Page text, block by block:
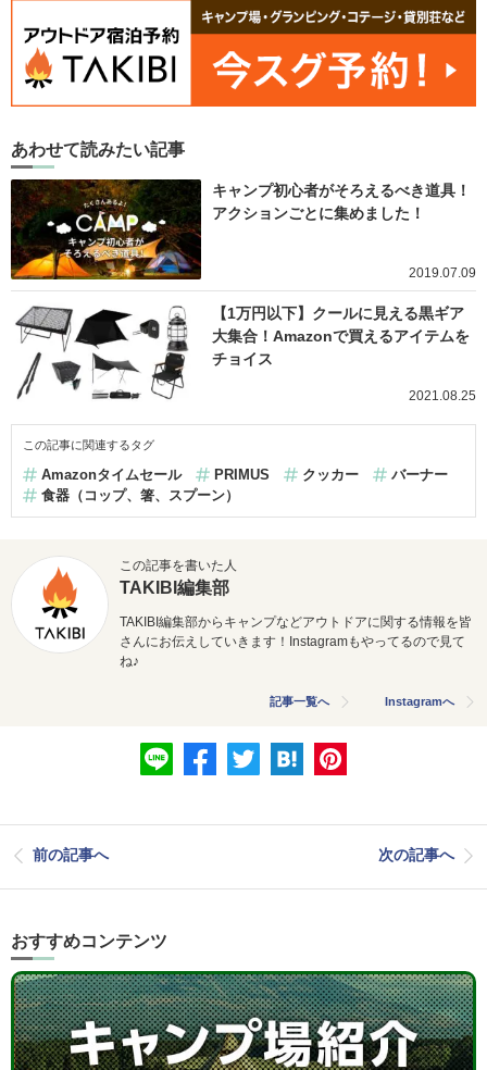
あわせて読みたい記事
キャンプ初心者がそろえるべき道具！
アクションごとに集めました！
2019.07.09
【1万円以下】クールに見える黒ギア
大集合！Amazonで買えるアイテムを
チョイス
2021.08.25
この記事に関連するタグ
Amazonタイムセール PRIMUS クッカー
バーナー
食器（コップ、箸、スプーン）
この記事を書いた人
TAKIBI編集部
TAKIBI編集部からキャンプなどアウトドアに関する情報を皆
さんにお伝えしていきます！Instagramもやってるので見て
ね♪
記事一覧へ Instagramへ
前の記事へ 次の記事へ
おすすめコンテンツ